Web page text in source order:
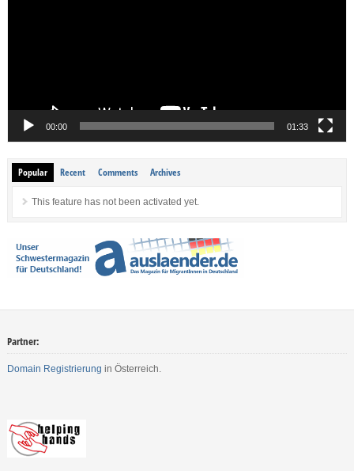
00:00 01:33
Popular Recent Comments Archives
This feature has not been activated yet.
Partner:
Domain Registrierung in Österreich.